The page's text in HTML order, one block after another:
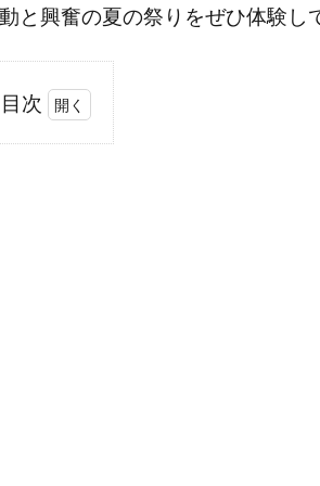
と興奮の夏の祭りをぜひ体験し
目次
1